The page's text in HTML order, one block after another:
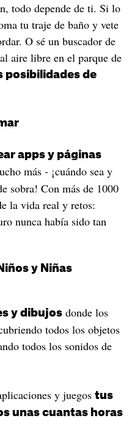
todo depende de ti. Si lo
tu traje de baño y vete
O sé un buscador de
aire libre en el parque de
posibilidades de
apps y páginas
más - ¡cuándo sea y
sobra! Con más de 1000
la vida real y retos:
nunca había sido tan
y Niñas
y dibujosdonde los
todos los objetos
todos los sonidos de
y juegos tus
unas cuantas horas